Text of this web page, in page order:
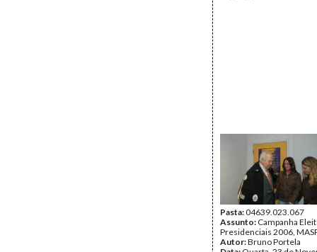
Pasta:04639.023.067
Assunto: Campanha
Presidenciais 2006,
Autor:Bruno Portela